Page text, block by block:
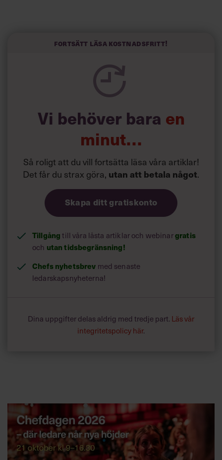
förhandlingschef Eva Fagerberg i en kommentar.
Undersökningen genomfördes i oktober månad och
omfattar 1 000 intervjuer.
Den visar också att sex av tio unga är positiva till
turordningsreglerna i LAS (Lagen om anställningsskydd).
Fortsätt läsa kostnadsfritt!
Vi behöver bara en
minut…
Så roligt att du vill fortsätta läsa våra artiklar!
Det får du strax göra, utan att betala något.
Skapa ditt gratiskonto
Tillgångtill våra låsta artiklar och webinargratis
och utan tidsbegränsning!
Chefs nyhetsbrev med senaste
ledarskapsnyheterna!
Dina uppgifter delas aldrig med tredje part. Läs vår
integritetspolicy här.